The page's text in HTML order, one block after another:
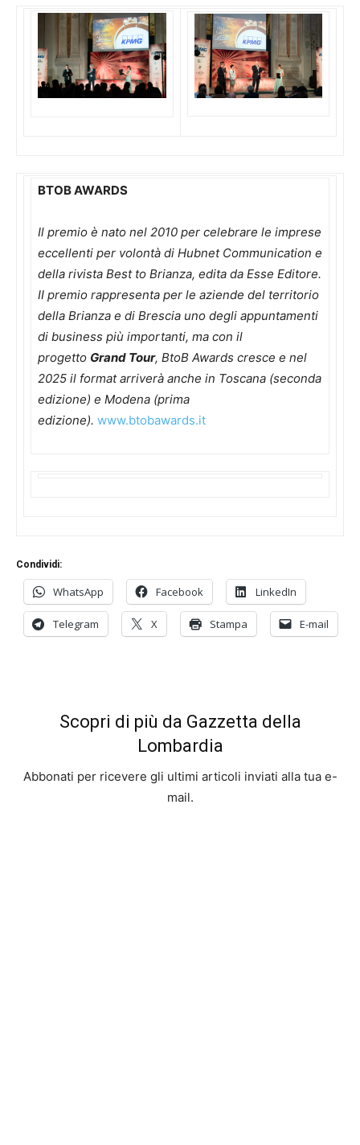
BTOB AWARDS
Il premio è nato nel 2010 per celebrare le imprese
eccellenti per volontà di Hubnet Communication e
della rivista Best to Brianza, edita da Esse Editore.
II premio rappresenta per le aziende del territorio
della Brianza e di Brescia uno degli appuntamenti
di business più importanti, ma con il
progetto Grand Tour, BtoB Awards cresce e nel
2025 il format arriverà anche in Toscana (seconda
edizione) e Modena (prima
edizione). www.btobawards.it
Condividi:
WhatsApp Facebook LinkedIn
Telegram X Stampa E-mail
Scopri di più da Gazzetta della
Lombardia
Abbonati per ricevere gli ultimi articoli inviati alla tua e-
mail.